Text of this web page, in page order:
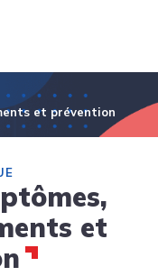
et prévention
et